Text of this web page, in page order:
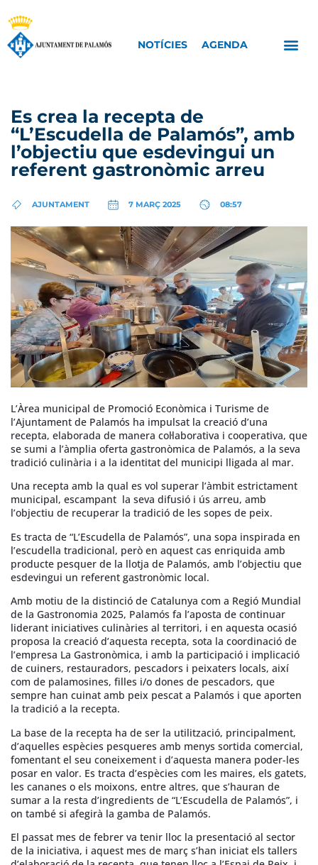
NOTÍCIES AGENDA
Es crea la recepta de
“L’Escudella de Palamós”, amb
l’objectiu que esdevingui un
referent gastronòmic arreu
AJUNTAMENT 7 MARÇ 2025 08:57
L’Àrea municipal de Promoció Econòmica i Turisme de
l’Ajuntament de Palamós ha impulsat la creació d’una
recepta, elaborada de manera col·laborativa i cooperativa, que
se sumi a l’àmplia oferta gastronòmica de Palamós, a la seva
tradició culinària i a la identitat del municipi lligada al mar.
Una recepta amb la qual es vol superar l’àmbit estrictament
municipal, escampant la seva difusió i ús arreu, amb
l’objectiu de recuperar la tradició de les sopes de peix.
Es tracta de “L’Escudella de Palamós”, una sopa inspirada en
l’escudella tradicional, però en aquest cas enriquida amb
producte pesquer de la llotja de Palamós, amb l’objectiu que
esdevingui un referent gastronòmic local.
Amb motiu de la distinció de Catalunya com a Regió Mundial
de la Gastronomia 2025, Palamós fa l’aposta de continuar
liderant iniciatives culinàries al territori, i en aquesta ocasió
proposa la creació d’aquesta recepta, sota la coordinació de
l’empresa La Gastronòmica, i amb la participació i implicació
de cuiners, restauradors, pescadors i peixaters locals, així
com de palamosines, filles i/o dones de pescadors, que
sempre han cuinat amb peix pescat a Palamós i que aporten
la tradició a la recepta.
La base de la recepta ha de ser la utilització, principalment,
d’aquelles espècies pesqueres amb menys sortida comercial,
fomentant el seu coneixement i d’aquesta manera poder-les
posar en valor. Es tracta d’espècies com les maires, els gatets,
les cananes o els moixons, entre altres, que s’hauran de
sumar a la resta d’ingredients de “L’Escudella de Palamós”, i
on també si afegirà la gamba de Palamós.
El passat mes de febrer va tenir lloc la presentació al sector
de la iniciativa, i aquest mes de març s’han iniciat els tallers